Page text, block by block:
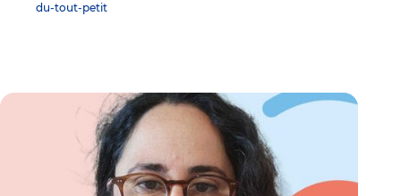
du-tout-petit